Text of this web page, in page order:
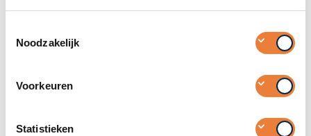
Noodzakelijk
Voorkeuren
Statistieken